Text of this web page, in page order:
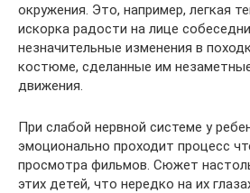
окружения. Это, например, легкая
искорка радости на лице
незначительные изменения в
костюме, сделанные им
движения.
При слабой нервной системе у
эмоционально проходит процесс
просмотра фильмов. Сюжет
этих детей, что нередко на их